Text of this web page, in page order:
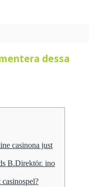
dessa
casinona just
B.Direktör. ino